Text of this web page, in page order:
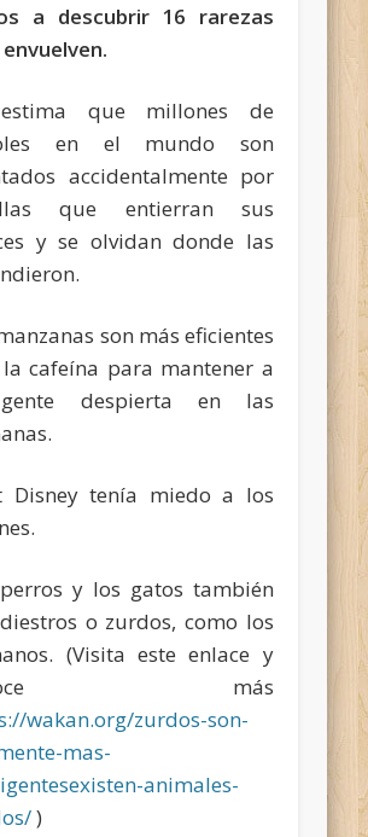
a descubrir 16 rarezas
que millones de
en el mundo son
accidentalmente por
que entierran sus
y se olvidan donde las
son más eficientes
cafeína para mantener a
despierta en las
Disney tenía miedo a los
y los gatos también
o zurdos, como los
(Visita este enlace y
más
wakan.org/zurdos-son-
mas-
animales-
)